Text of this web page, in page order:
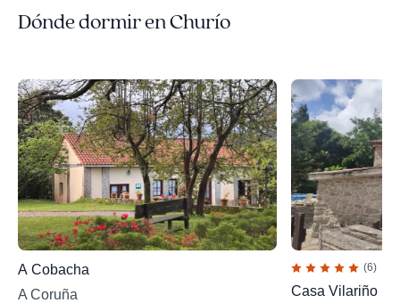
Dónde dormir en Churío
A Cobacha
A Coruña
(6)
Casa Vilariño